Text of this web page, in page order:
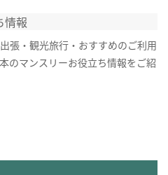
情報
張・観光旅行・おすすめのご利用
のマンスリーお役立ち情報をご紹